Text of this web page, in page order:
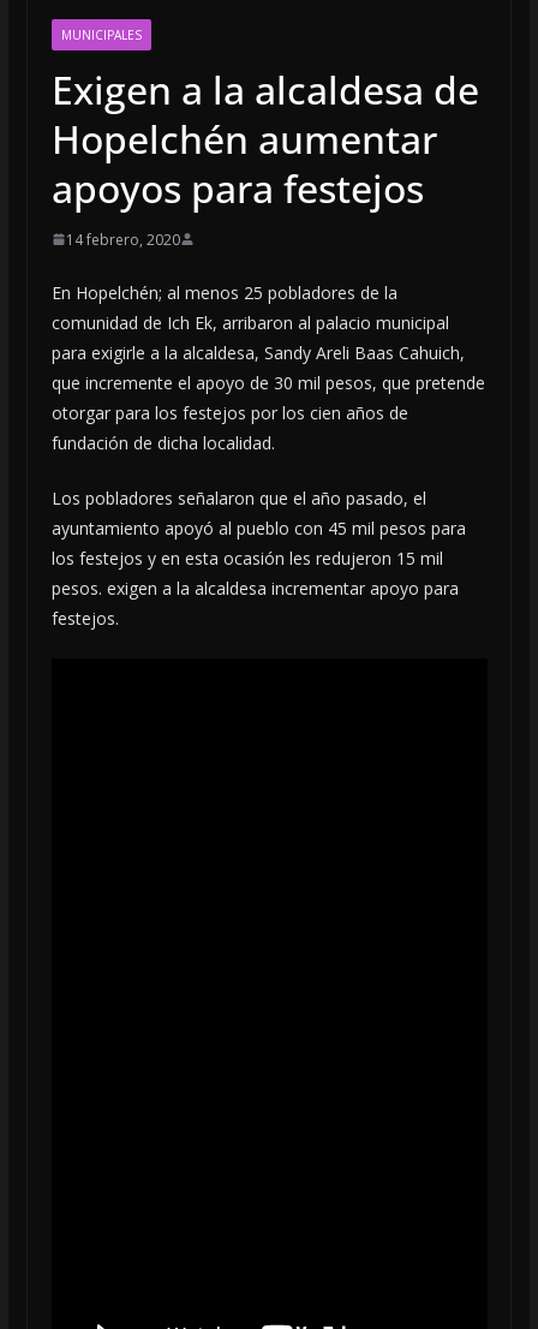
MUNICIPALES
Exigen a la alcaldesa de
Hopelchén aumentar
apoyos para festejos
14 febrero, 2020
En Hopelchén; al menos 25 pobladores de la
comunidad de Ich Ek, arribaron al palacio municipal
para exigirle a la alcaldesa, Sandy Areli Baas Cahuich,
que incremente el apoyo de 30 mil pesos, que pretende
otorgar para los festejos por los cien años de
fundación de dicha localidad.
Los pobladores señalaron que el año pasado, el
ayuntamiento apoyó al pueblo con 45 mil pesos para
los festejos y en esta ocasión les redujeron 15 mil
pesos. exigen a la alcaldesa incrementar apoyo para
festejos.